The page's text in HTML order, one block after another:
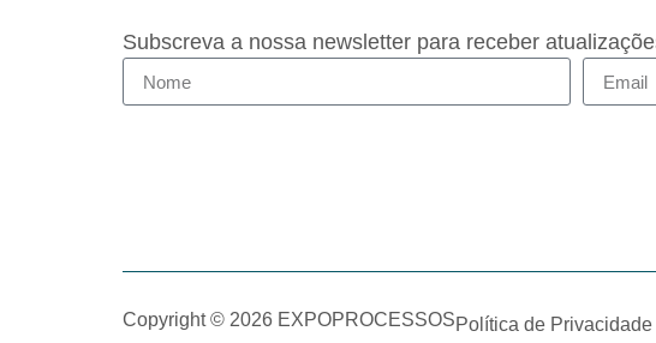
Subscreva a nossa newsletter para receber
Copyright © 2026 EXPOPROCESSOSPolítica de Privacidade